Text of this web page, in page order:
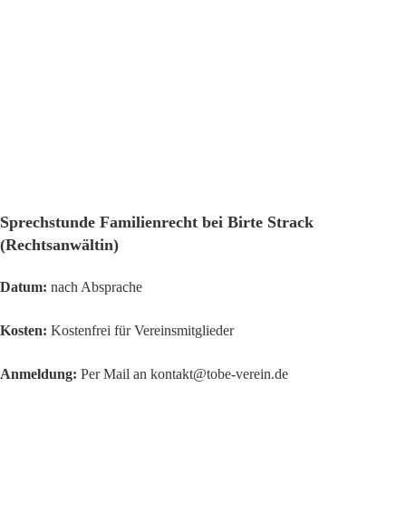
Sprechstunde Familienrecht bei Birte Strack
(Rechtsanwältin)
Datum: nach Absprache
Kosten: Kostenfrei für Vereinsmitglieder
Anmeldung: Per Mail an kontakt@tobe-verein.de